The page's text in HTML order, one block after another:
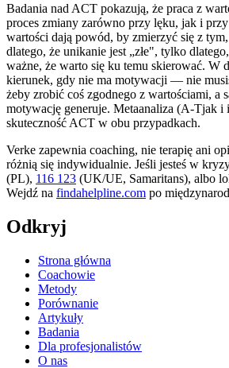
Badania nad ACT pokazują, że praca z
proces zmiany zarówno przy lęku, jak i
wartości dają powód, by zmierzyć się z
dlatego, że unikanie jest „złe", tylko
ważne, że warto się ku temu skierować. W
kierunek, gdy nie ma motywacji — nie
żeby zrobić coś zgodnego z wartościami, a
motywację generuje. Metaanaliza (A-Tjak i
skuteczność ACT w obu przypadkach.
Verke zapewnia coaching, nie terapię ani
różnią się indywidualnie. Jeśli jesteś w
(PL), 116 123 (UK/UE, Samaritans), albo
Wejdź na findahelpline.com po
Odkryj
Strona główna
Coachowie
Metody
Porównanie
Artykuły
Badania
Dla profesjonalistów
O nas